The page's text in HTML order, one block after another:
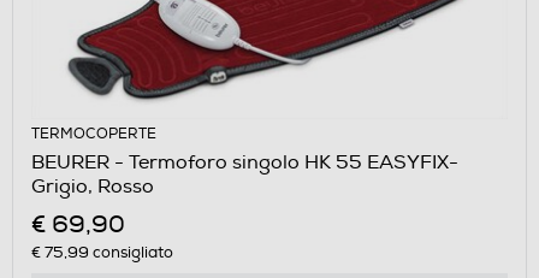
TERMOCOPERTE
BEURER - Termoforo singolo HK 55 EASYFIX-
Grigio, Rosso
€ 69,90
€ 75,99 consigliato